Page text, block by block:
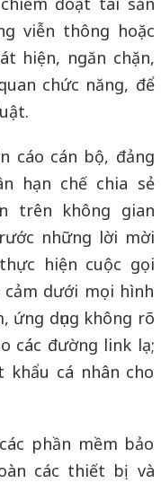
viễn thông hoặc
hiện, ngăn chặn,
chức năng, để
cáo cán bộ, đảng
hạn chế chia sẻ
trên không gian
những lời mời
hiện cuộc gọi
cảm dưới mọi hình
ứng dụng không rõ
các đường link lạ;
khẩu cá nhân cho
phần mềm bảo
các thiết bị và